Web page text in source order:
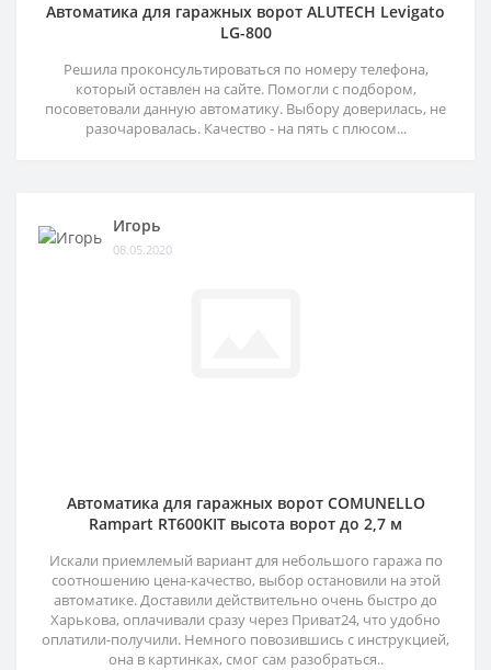
Автоматика для гаражных ворот ALUTECH Levigato
LG-800
Решила проконсультироваться по номеру телефона,
который оставлен на сайте. Помогли с подбором,
посоветовали данную автоматику. Выбору доверилась, не
разочаровалась. Качество - на пять с плюсом...
Игорь
08.05.2020
Автоматика для гаражных ворот COMUNELLO
Rampart RT600KIT высота ворот до 2,7 м
Искали приемлемый вариант для небольшого гаража по
соотношению цена-качество, выбор остановили на этой
автоматике. Доставили действительно очень быстро до
Харькова, оплачивали сразу через Приват24, что удобно
оплатили-получили. Немного повозившись с инструкцией,
она в картинках, смог сам разобраться..